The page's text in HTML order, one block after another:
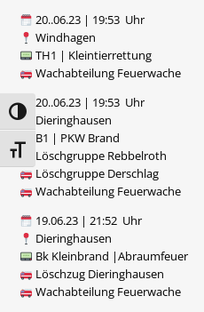
Umschalten auf hohe Kontraste
Schrift vergrößern
20..06.23 | 19:53 Uhr
Windhagen
TH1 | Kleintierrettung
Wachabteilung Feuerwache
20..06.23 | 19:53 Uhr
Dieringhausen
B1 | PKW Brand
Löschgruppe Rebbelroth
Löschgruppe Derschlag
Wachabteilung Feuerwache
19.06.23 | 21:52 Uhr
Dieringhausen
Bk Kleinbrand |Abraumfeuer
Löschzug Dieringhausen
Wachabteilung Feuerwache